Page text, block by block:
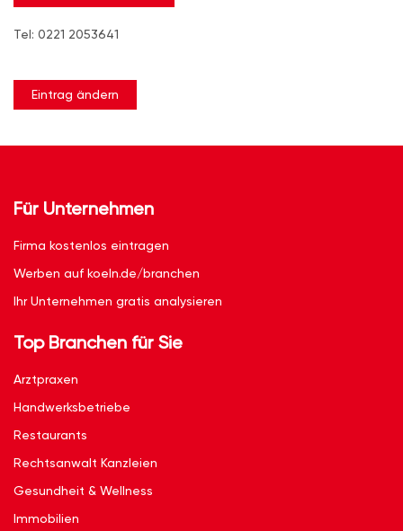
Tel: 0221 2053641
Eintrag ändern
Für Unternehmen
Firma kostenlos eintragen
Werben auf koeln.de/branchen
Ihr Unternehmen gratis analysieren
Top Branchen für Sie
Arztpraxen
Handwerksbetriebe
Restaurants
Rechtsanwalt Kanzleien
Gesundheit & Wellness
Immobilien